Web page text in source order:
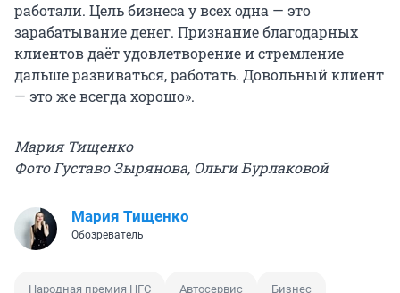
работали. Цель бизнеса у всех одна — это
зарабатывание денег. Признание благодарных
клиентов даёт удовлетворение и стремление
дальше развиваться, работать. Довольный клиент
— это же всегда хорошо».
Мария Тищенко
Фото Густаво Зырянова, Ольги Бурлаковой
Мария Тищенко
Обозреватель
Народная премия НГС Автосервис Бизнес